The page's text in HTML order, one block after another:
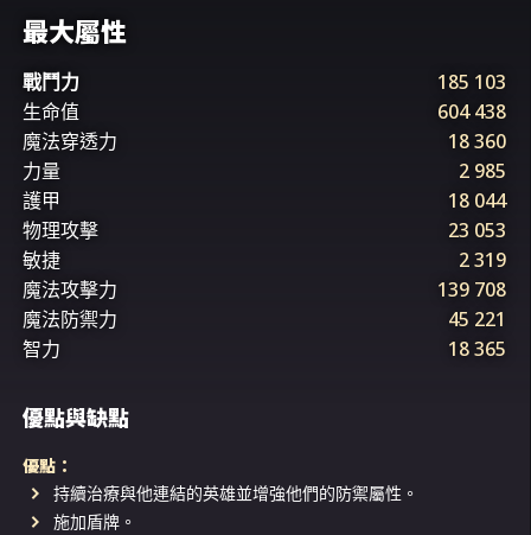
最大屬性
戰鬥力
185 103
生命值
604 438
魔法穿透力
18 360
力量
2 985
護甲
18 044
物理攻擊
23 053
敏捷
2 319
魔法攻擊力
139 708
魔法防禦力
45 221
智力
18 365
優點與缺點
優點：
持續治療與他連結的英雄並增強他們的防禦屬性。
施加盾牌。